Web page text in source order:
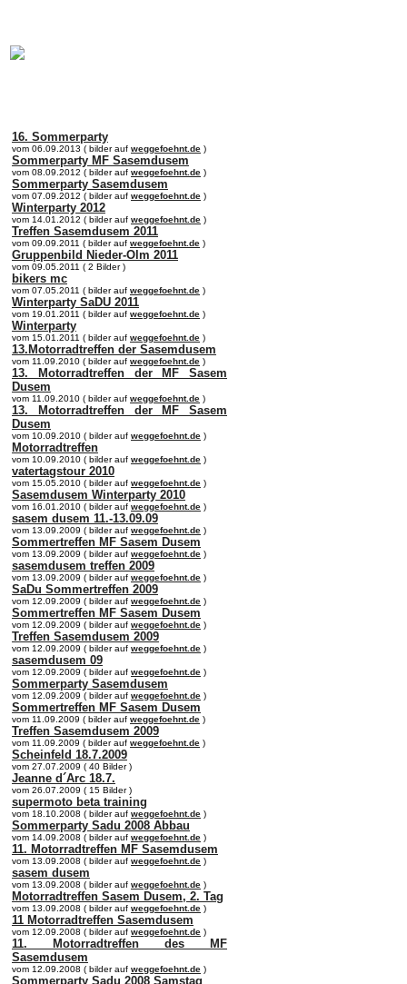
16. Sommerparty
vom 06.09.2013 ( bilder auf weggefoehnt.de )
Sommerparty MF Sasemdusem
vom 08.09.2012 ( bilder auf weggefoehnt.de )
Sommerparty Sasemdusem
vom 07.09.2012 ( bilder auf weggefoehnt.de )
Winterparty 2012
vom 14.01.2012 ( bilder auf weggefoehnt.de )
Treffen Sasemdusem 2011
vom 09.09.2011 ( bilder auf weggefoehnt.de )
Gruppenbild Nieder-Olm 2011
vom 09.05.2011 ( 2 Bilder )
bikers mc
vom 07.05.2011 ( bilder auf weggefoehnt.de )
Winterparty SaDU 2011
vom 19.01.2011 ( bilder auf weggefoehnt.de )
Winterparty
vom 15.01.2011 ( bilder auf weggefoehnt.de )
13.Motorradtreffen der Sasemdusem
vom 11.09.2010 ( bilder auf weggefoehnt.de )
13. Motorradtreffen der MF Sasem
Dusem
vom 11.09.2010 ( bilder auf weggefoehnt.de )
13. Motorradtreffen der MF Sasem
Dusem
vom 10.09.2010 ( bilder auf weggefoehnt.de )
Motorradtreffen
vom 10.09.2010 ( bilder auf weggefoehnt.de )
vatertagstour 2010
vom 15.05.2010 ( bilder auf weggefoehnt.de )
Sasemdusem Winterparty 2010
vom 16.01.2010 ( bilder auf weggefoehnt.de )
sasem dusem 11.-13.09.09
vom 13.09.2009 ( bilder auf weggefoehnt.de )
Sommertreffen MF Sasem Dusem
vom 13.09.2009 ( bilder auf weggefoehnt.de )
sasemdusem treffen 2009
vom 13.09.2009 ( bilder auf weggefoehnt.de )
SaDu Sommertreffen 2009
vom 12.09.2009 ( bilder auf weggefoehnt.de )
Sommertreffen MF Sasem Dusem
vom 12.09.2009 ( bilder auf weggefoehnt.de )
Treffen Sasemdusem 2009
vom 12.09.2009 ( bilder auf weggefoehnt.de )
sasemdusem 09
vom 12.09.2009 ( bilder auf weggefoehnt.de )
Sommerparty Sasemdusem
vom 12.09.2009 ( bilder auf weggefoehnt.de )
Sommertreffen MF Sasem Dusem
vom 11.09.2009 ( bilder auf weggefoehnt.de )
Treffen Sasemdusem 2009
vom 11.09.2009 ( bilder auf weggefoehnt.de )
Scheinfeld 18.7.2009
vom 27.07.2009 ( 40 Bilder )
Jeanne d´Arc 18.7.
vom 26.07.2009 ( 15 Bilder )
supermoto beta training
vom 18.10.2008 ( bilder auf weggefoehnt.de )
Sommerparty Sadu 2008 Abbau
vom 14.09.2008 ( bilder auf weggefoehnt.de )
11. Motorradtreffen MF Sasemdusem
vom 13.09.2008 ( bilder auf weggefoehnt.de )
sasem dusem
vom 13.09.2008 ( bilder auf weggefoehnt.de )
Motorradtreffen Sasem Dusem, 2. Tag
vom 13.09.2008 ( bilder auf weggefoehnt.de )
11 Motorradtreffen Sasemdusem
vom 12.09.2008 ( bilder auf weggefoehnt.de )
11. Motorradtreffen des MF
Sasemdusem
vom 12.09.2008 ( bilder auf weggefoehnt.de )
Sommerparty Sadu 2008 Samstag